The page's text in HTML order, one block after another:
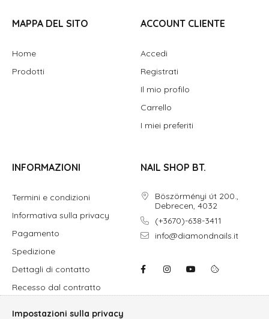
MAPPA DEL SITO
Home
Prodotti
ACCOUNT CLIENTE
Accedi
Registrati
Il mio profilo
Carrello
I miei preferiti
INFORMAZIONI
Termini e condizioni
Informativa sulla privacy
Pagamento
Spedizione
Dettagli di contatto
Recesso dal contratto
NAIL SHOP BT.
Böszörményi út 200.,
Debrecen, 4032
(+3670)-638-3411
info@diamondnails.it
Impostazioni sulla privacy